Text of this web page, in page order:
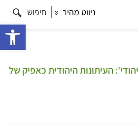
ניווט מהיר חיפוש
העיתונות היהודית כאפיק של